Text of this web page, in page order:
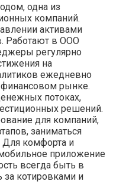
одна из
компаний.
активами
Работают в ООО
регулярно
на
ежедневно
рынке.
потоках,
решений.
для компаний,
заниматься
Для комфорта и
приложение
всегда быть в
за котировками и